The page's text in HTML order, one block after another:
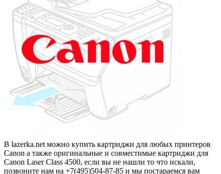
В lazerka.net можно купить картриджи для любых принтеров
Canon а также оригинальные и совместимые картриджи для
Canon Laser Class 4500, если вы не нашли то что искали,
позвоните нам на +7(495)504-87-85 и мы постараемся вам